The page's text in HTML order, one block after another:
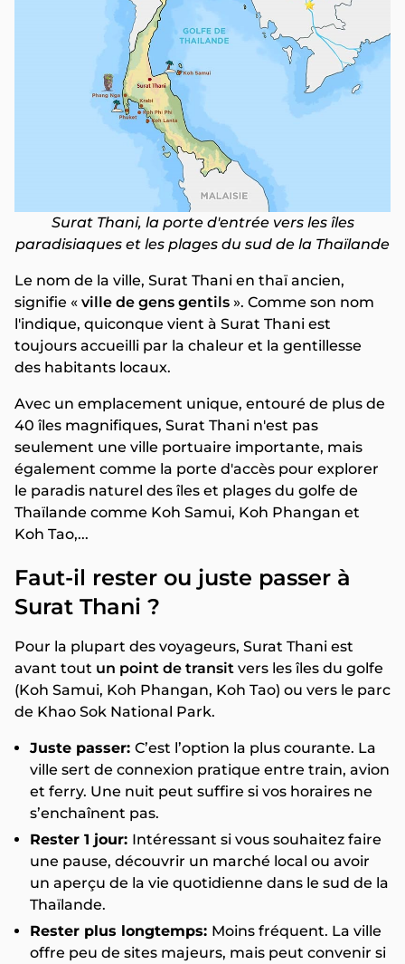
Surat Thani, la porte d'entrée vers les îles
paradisiaques et les plages du sud de la Thaïlande
Le nom de la ville, Surat Thani en thaï ancien,
signifie « ville de gens gentils ». Comme son nom
l'indique, quiconque vient à Surat Thani est
toujours accueilli par la chaleur et la gentillesse
des habitants locaux.
Avec un emplacement unique, entouré de plus de
40 îles magnifiques, Surat Thani n'est pas
seulement une ville portuaire importante, mais
également comme la porte d'accès pour explorer
le paradis naturel des îles et plages du golfe de
Thaïlande comme Koh Samui, Koh Phangan et
Koh Tao,...
Faut-il rester ou juste passer à
Surat Thani ?
Pour la plupart des voyageurs, Surat Thani est
avant tout un point de transit vers les îles du golfe
(Koh Samui, Koh Phangan, Koh Tao) ou vers le parc
de Khao Sok National Park.
Juste passer: C’est l’option la plus courante. La
ville sert de connexion pratique entre train, avion
et ferry. Une nuit peut suffire si vos horaires ne
s’enchaînent pas.
Rester 1 jour: Intéressant si vous souhaitez faire
une pause, découvrir un marché local ou avoir
un aperçu de la vie quotidienne dans le sud de la
Thaïlande.
Rester plus longtemps: Moins fréquent. La ville
offre peu de sites majeurs, mais peut convenir si